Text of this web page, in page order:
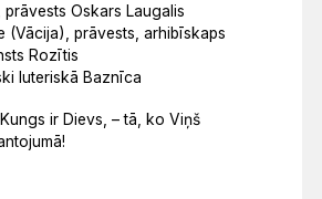
prāvests Oskars Laugalis
(Vācija), prāvests, arhibīskaps
Rozītis
luteriskā Baznīca
ir Dievs, – tā, ko Viņš